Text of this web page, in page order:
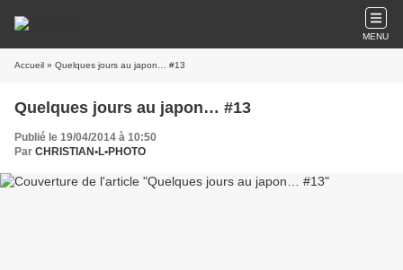
MENU
Accueil » Quelques jours au japon… #13
Quelques jours au japon… #13
Publié le 19/04/2014 à 10:50
Par CHRISTIAN•L•PHOTO